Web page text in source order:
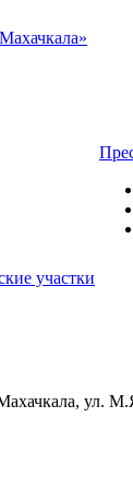
участки
ул.